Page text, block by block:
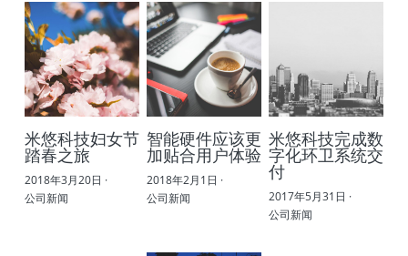
米悠科技妇女节
踏春之旅
2018年3月20日 ·
公司新闻
智能硬件应该更
加贴合用户体验
2018年2月1日 ·
公司新闻
米悠科技完成数
字化环卫系统交
付
2017年5月31日 ·
公司新闻